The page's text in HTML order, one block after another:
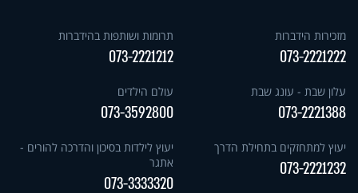
מזכירות הידברות
073-2221222
תרומות ושותפות בהידברות
073-2221212
עלון שבת - עונג שבת
073-2221388
עולם הילדים
073-3592800
יעוץ למתחזקים בתחילת הדרך
073-2221232
יעוץ לילדות בסיכון והדרכה להורים -
אתגר
073-3333320